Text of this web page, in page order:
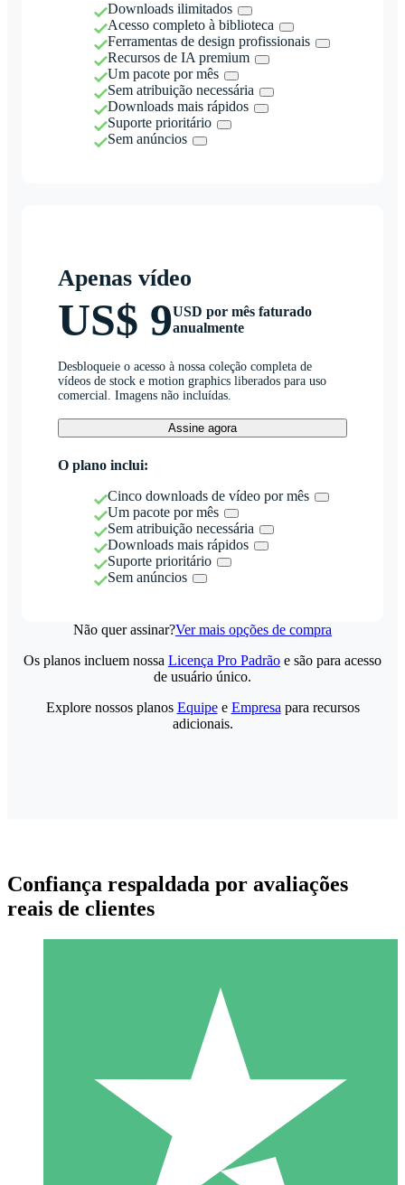
Downloads ilimitados
Acesso completo à biblioteca
Ferramentas de design profissionais
Recursos de IA premium
Um pacote por mês
Sem atribuição necessária
Downloads mais rápidos
Suporte prioritário
Sem anúncios
Apenas vídeo
US$ 9USD por mês faturado
anualmente
Desbloqueie o acesso à nossa coleção completa de
vídeos de stock e motion graphics liberados para uso
comercial. Imagens não incluídas.
Assine agora
O plano inclui:
Cinco downloads de vídeo por mês
Um pacote por mês
Sem atribuição necessária
Downloads mais rápidos
Suporte prioritário
Sem anúncios
Não quer assinar?Ver mais opções de compra
Pacotes de Créditos Individuais
Pague conforme o uso com créditos de download. Sem
1000
Os planos incluem nossa Licença Pro Padrão e são para acesso
de usuário único.
Explore nossos planos Equipee Empresa para recursos
adicionais.
Confiança respaldada por avaliações
reais de clientes